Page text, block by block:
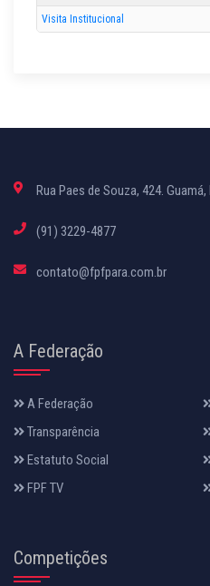
Visita Institucional
Rua Paes de Souza, 424.
(91) 3229-4877
contato@fpfpara.com.br
A Federação
A Federação
Transparência
Estatuto Social
FPF TV
Competições